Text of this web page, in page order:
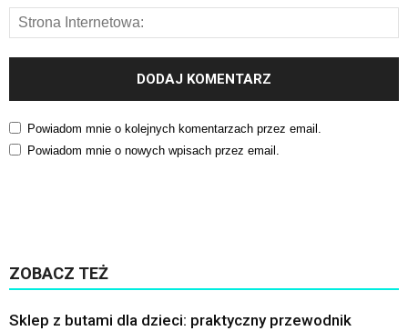
Powiadom mnie o kolejnych komentarzach przez email.
Powiadom mnie o nowych wpisach przez email.
ZOBACZ TEŻ
Sklep z butami dla dzieci: praktyczny przewodnik